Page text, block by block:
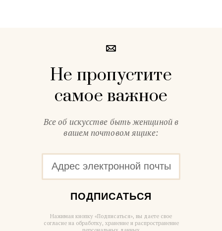
Не пропустите
самое важное
Все об искусстве быть женщиной в
вашем почтовом ящике:
ПОДПИСАТЬСЯ
Нажимая кнопку «Подписаться», вы даете свое
согласие на обработку, хранение и распространение